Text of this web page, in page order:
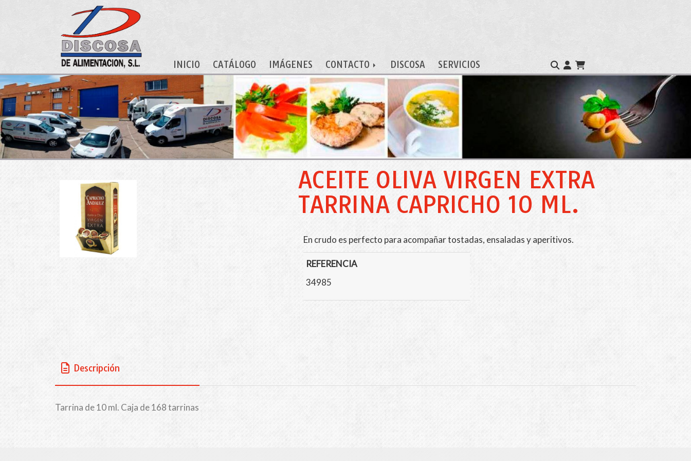
INICIO CATÁLOGO IMÁGENES CONTACTO DISCOSA SERVICIOS
ACEITE OLIVA VIRGEN EXTRA
TARRINA CAPRICHO 10 ML.
En crudo es perfecto para acompañar tostadas, ensaladas y aperitivos.
REFERENCIA
34985
Descripción
Tarrina de 10 ml. Caja de 168 tarrinas